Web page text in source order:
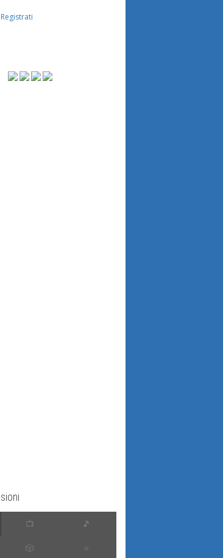
Registrati
📺 🎵
🎲 ⭐️